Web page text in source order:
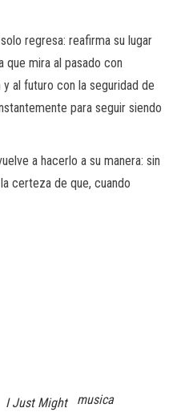
regresa: reafirma su lugar
que mira al pasado con
al futuro con la seguridad de
para seguir siendo
a hacerlo a su manera: sin
certeza de que, cuando
I Just Might
musica